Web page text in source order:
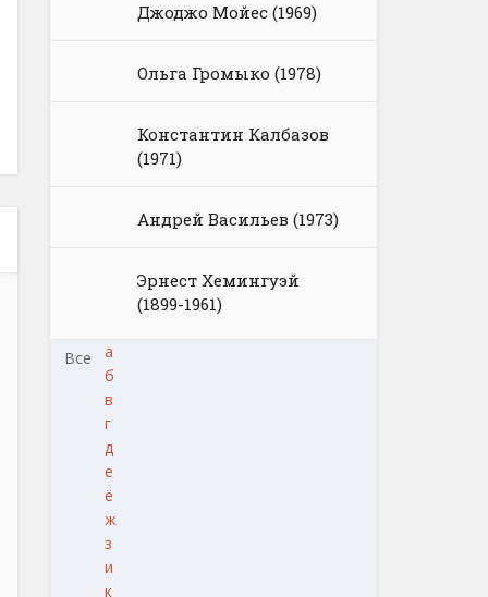
Джоджо Мойес (1969)
Ольга Громыко (1978)
Константин Калбазов
(1971)
Андрей Васильев (1973)
Эрнест Хемингуэй
(1899-1961)
Все
а
б
в
г
д
е
ё
ж
з
и
к